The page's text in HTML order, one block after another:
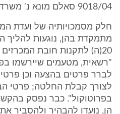
9018/04 סאלם מונא נ' משרד הפנים (12.9.05)).
חלק מסמכויותיה של ועדת
מתמקדת בהן, נוגעות להליך
20(ה) לתקנות חובת
"רשאית, מטעמים שיירשמו
לברר פרטים בהצעה וכן
לצורך קבלת החלטה; פרטי
בפרוטוקול". כבר נפסק
הן, נועדו להבהיר ולהסביר